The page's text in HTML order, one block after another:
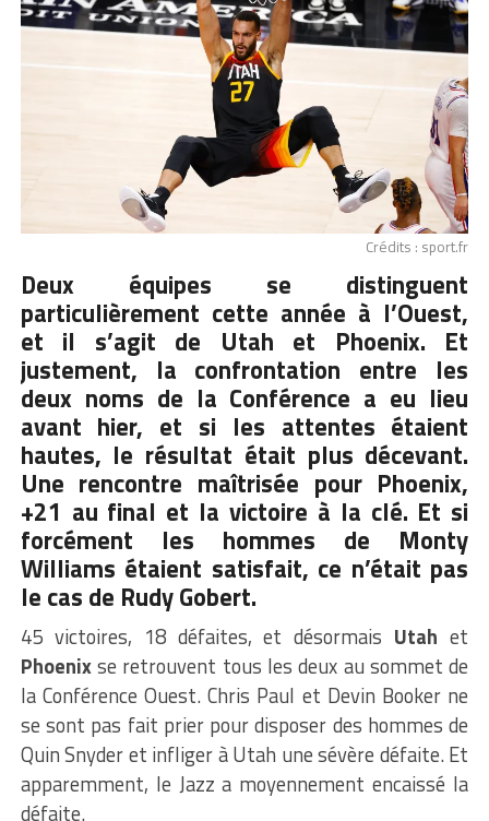
Crédits : sport.fr
Deux équipes se distinguent
particulièrement cette année à l’Ouest,
et il s’agit de Utah et Phoenix. Et
justement, la confrontation entre les
deux noms de la Conférence a eu lieu
avant hier, et si les attentes étaient
hautes, le résultat était plus décevant.
Une rencontre maîtrisée pour Phoenix,
+21 au final et la victoire à la clé. Et si
forcément les hommes de Monty
Williams étaient satisfait, ce n’était pas
le cas de Rudy Gobert.
45 victoires, 18 défaites, et désormais Utah et
Phoenixse retrouvent tous les deux au sommet de
la Conférence Ouest. Chris Paul et Devin Booker ne
se sont pas fait prier pour disposer des hommes de
Quin Snyder et infliger à Utah une sévère défaite. Et
apparemment, le Jazz a moyennement encaissé la
défaite.